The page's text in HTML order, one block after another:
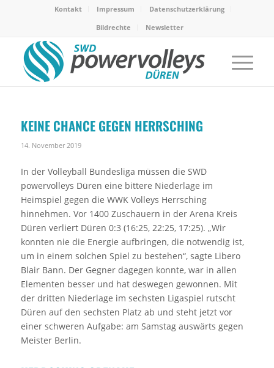
Kontakt Impressum
Datenschutzerklärung
Bildrechte
Newsletter
KEINE CHANCE GEGEN HERRSCHING
14. November 2019
In der Volleyball Bundesliga müssen die SWD
powervolleys Düren eine bittere Niederlage im
Heimspiel gegen die WWK Volleys Herrsching
hinnehmen. Vor 1400 Zuschauern in der Arena Kreis
Düren verliert Düren 0:3 (16:25, 22:25, 17:25). „Wir
konnten nie die Energie aufbringen, die notwendig ist,
um in einem solchen Spiel zu bestehen“, sagte Libero
Blair Bann. Der Gegner dagegen konnte, war in allen
Elementen besser und hat deswegen gewonnen. Mit
der dritten Niederlage im sechsten Ligaspiel rutscht
Düren auf den sechsten Platz ab und steht jetzt vor
einer schweren Aufgabe: am Samstag auswärts gegen
Meister Berlin.